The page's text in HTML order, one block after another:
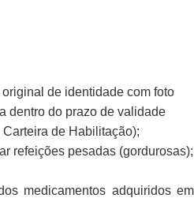
de identidade com foto
dentro do prazo de validade
de Habilitação);
refeições pesadas (gordurosas);
medicamentos adquiridos em